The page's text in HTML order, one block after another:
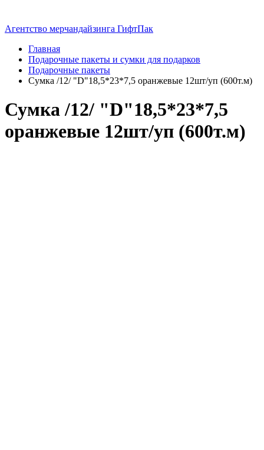
Агентство мерчандайзинга ГифтПак
Главная
Подарочные пакеты и сумки для подарков
Подарочные пакеты
Сумка /12/ "D"18,5*23*7,5 оранжевые 12шт/уп (600т.м)
Сумка /12/ "D"18,5*23*7,5
оранжевые 12шт/уп (600т.м)